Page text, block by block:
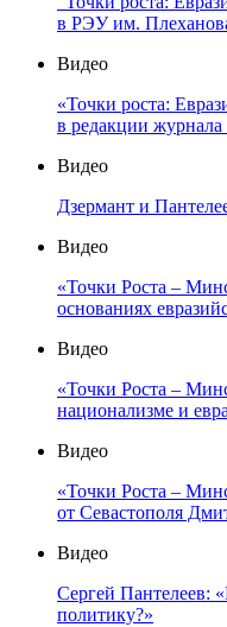
в РЭУ им.
Видео
«Точки роста:
в редакции
Видео
Дзермант и
Видео
«Точки Роста –
основаниях
Видео
«Точки Роста –
национализме и
Видео
«Точки Роста –
от Севастополя
Видео
Сергей Пантелеев:
политику?»